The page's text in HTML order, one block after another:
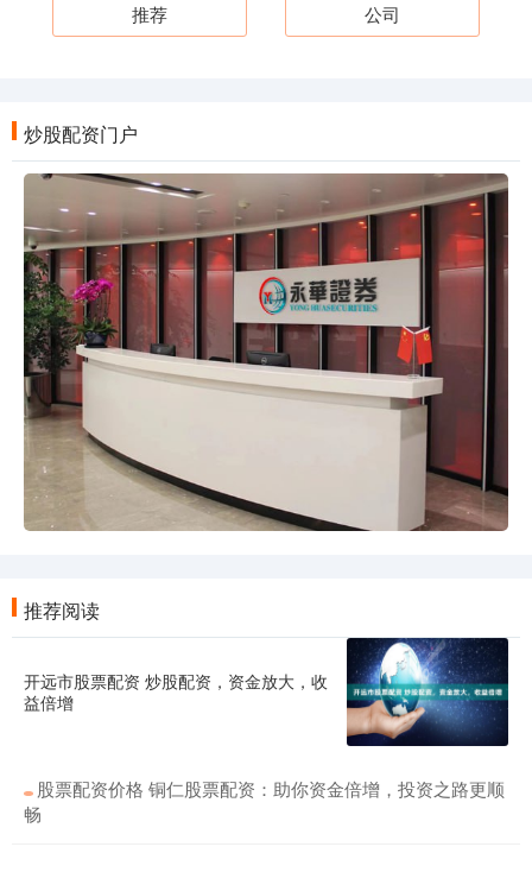
推荐 公司
炒股配资门户
推荐阅读
开远市股票配资 炒股配资，资金放大，收
益倍增
股票配资价格 铜仁股票配资：助你资金倍增，投资之路更顺
畅